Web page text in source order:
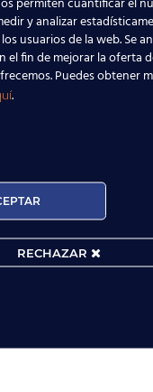
y analizar
usuarios de la web. Se
el fin de mejorar la oferta
Puedes obtener
.
RECHAZAR